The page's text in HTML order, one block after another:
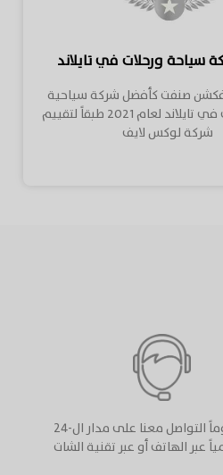
سياحة ورحلات في تايلاند
صنفت كأفضل شركة سياحية
ومنظمة رحلات في تايلاند لعام 2021 طبقاً لتقييم
شركة لوكس لايف
يمكنك دوماً التواصل معنا على مدار ال-٢٤
عبر الهاتف أو عبر تقنية الشات